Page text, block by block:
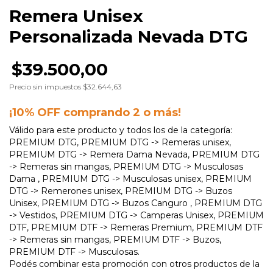
Remera Unisex
Personalizada Nevada DTG
$39.500,00
Precio sin impuestos $32.644,63
¡10% OFF comprando 2 o más!
Válido para este producto y todos los de la categoría:
PREMIUM DTG, PREMIUM DTG -> Remeras unisex,
PREMIUM DTG -> Remera Dama Nevada, PREMIUM DTG
-> Remeras sin mangas, PREMIUM DTG -> Musculosas
Dama , PREMIUM DTG -> Musculosas unisex, PREMIUM
DTG -> Remerones unisex, PREMIUM DTG -> Buzos
Unisex, PREMIUM DTG -> Buzos Canguro , PREMIUM DTG
-> Vestidos, PREMIUM DTG -> Camperas Unisex, PREMIUM
DTF, PREMIUM DTF -> Remeras Premium, PREMIUM DTF
-> Remeras sin mangas, PREMIUM DTF -> Buzos,
PREMIUM DTF -> Musculosas.
Podés combinar esta promoción con otros productos de la